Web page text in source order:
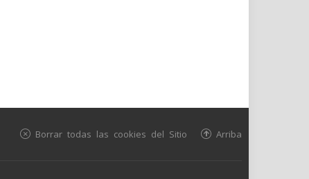
Arriba
Borrar todas las cookies del Sitio